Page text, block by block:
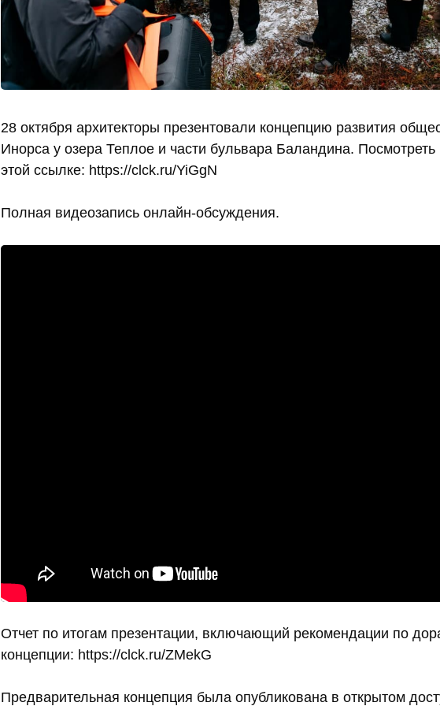
28 октября архитекторы презентовали концепцию развития
Инорса у озера Теплое и части бульвара Баландина.
этой ссылке: https://clck.ru/YiGgN
Полная видеозапись онлайн-обсуждения.
Отчет по итогам презентации, включающий рекомендации по
концепции: https://clck.ru/ZMekG
Предварительная концепция была опубликована в открытом